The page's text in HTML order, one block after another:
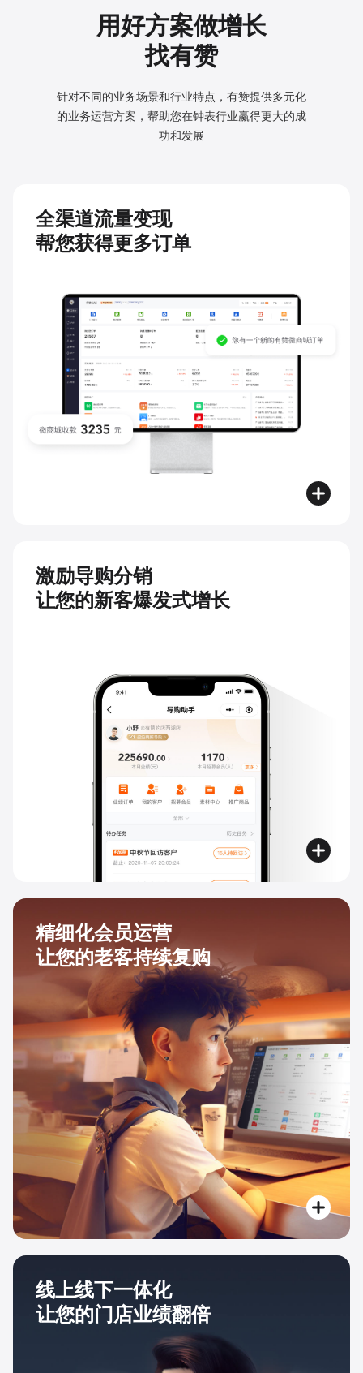
用好方案做增长
找有赞
针对不同的业务场景和行业特点，有赞提供多元化
的业务运营方案，帮助您在钟表行业赢得更大的成
功和发展
全渠道流量变现
帮您获得更多订单
激励导购分销
让您的新客爆发式增长
精细化会员运营
让您的老客持续复购
线上线下一体化
让您的门店业绩翻倍